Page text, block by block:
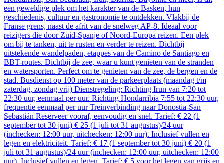
een geweldige plek om het karakter van de Basken, hun
geschiedenis, cultuur en gastronomie te ontdekken. Vlakbij de
Franse grens, naast de afrit van de snelweg AP-8. Ideaal voor
reizigers die door Zuid-Spanje of Noord-Europa reizen. Een plek
om bij te tanken, uit te rusten en verder te reizen. Dichtbij
uitstekende wandelpaden, etappes van de Camino de Santiago en
BBT-routes. Dichtbij de zee, waar u kunt genieten van de stranden
en watersporten. Perfect om te genieten van de zee, de bergen en de
stad. Busdienst op 100 meter van de parkeerplaats (maandag t/m
zaterdag, zondag vrij) Dienstregeling: Richting Irun van 7:20 tot
22:30 uur, eenmaal per uur. Richting Hondarribia 7:55 tot 22:30 uur,
frequentie eenmaal per uur Treinverbinding naar Donostia-San
Sebastián Reserveer vooraf, eenvoudig en snel. Tarief: € 22 (1
september tot 30 juni) € 25 (1 juli tot 31 augustus)/24 uur
(inchecken: 12:00 uur, uitchecken: 12:00 uur). Inclusief vullen en
legen en elektriciteit. Tarief: € 17 (1 september tot 30 juni) € 20 (1
juli tot 31 augustus)/24 uur (inchecken: 12:00 uur, uitchecken: 12:00